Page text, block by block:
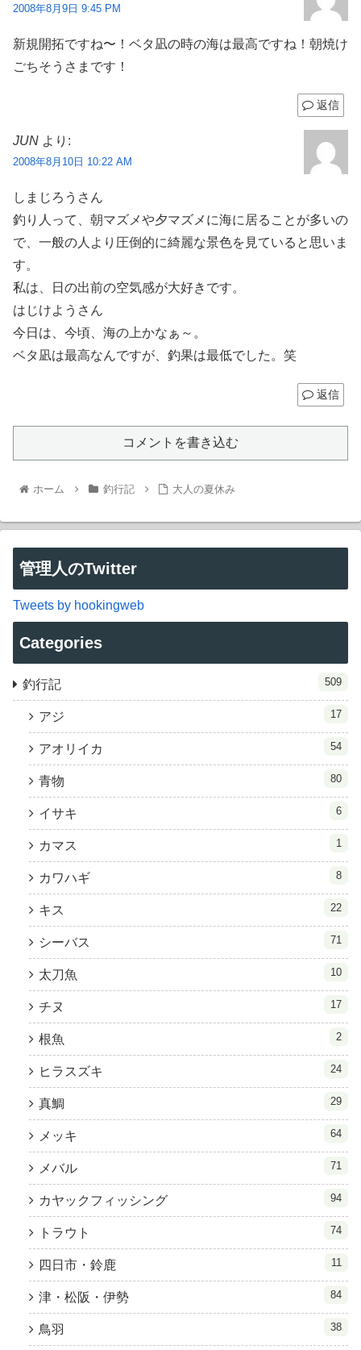
2008年8月9日 9:45 PM
新規開拓ですね〜！ベタ凪の時の海は最高ですね！朝焼け
ごちそうさまです！
返信
JUN より:
2008年8月10日 10:22 AM
しまじろうさん
釣り人って、朝マズメや夕マズメに海に居ることが多いの
で、一般の人より圧倒的に綺麗な景色を見ていると思いま
す。
私は、日の出前の空気感が大好きです。
はじけようさん
今日は、今頃、海の上かなぁ～。
ベタ凪は最高なんですが、釣果は最低でした。笑
返信
コメントを書き込む
ホーム 釣行記 大人の夏休み
管理人のTwitter
Tweets by hookingweb
Categories
釣行記 509
アジ 17
アオリイカ 54
青物 80
イサキ 6
カマス 1
カワハギ 8
キス 22
シーバス 71
太刀魚 10
チヌ 17
根魚 2
ヒラスズキ 24
真鯛 29
メッキ 64
メバル 71
カヤックフィッシング 94
トラウト 74
四日市・鈴鹿 11
津・松阪・伊勢 84
鳥羽 38